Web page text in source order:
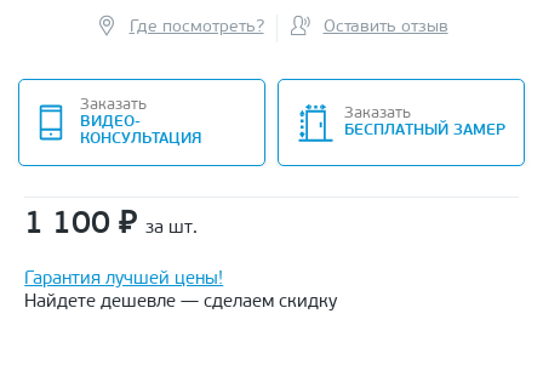
Где посмотреть? Оставить отзыв
Заказать
ВИДЕО-
КОНСУЛЬТАЦИЯ
Заказать
БЕСПЛАТНЫЙ ЗАМЕР
1 100 ₽ за шт.
Гарантия лучшей цены!
Найдете дешевле — сделаем скидку